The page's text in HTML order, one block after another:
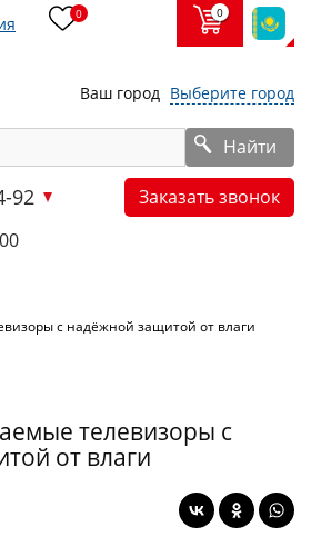
0 0
Ваш город Выберите город
Найти
92
Заказать звонок
с надёжной защитой от влаги
телевизоры с
от влаги